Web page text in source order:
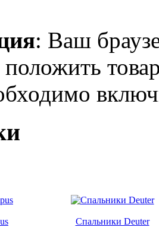
: Ваш
Спальники Deuter